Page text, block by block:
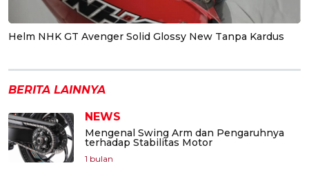
Helm NHK GT Avenger Solid Glossy New Tanpa Kardus
BERITA LAINNYA
NEWS
Mengenal Swing Arm dan Pengaruhnya
terhadap Stabilitas Motor
1 bulan